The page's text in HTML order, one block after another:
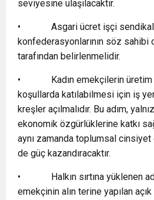
seviyesine ulaşılacaktır.
• Asgari ücret işçi
konfederasyonlarının söz
tarafından belirlenmelidir.
• Kadın emekçilerin üretim
koşullarda katılabilmesi için iş
kreşler açılmalıdır. Bu adım,
ekonomik özgürlüklerine katkı
aynı zamanda toplumsal
de güç kazandıracaktır.
• Halkın sırtına yüklenen
emekçinin alın terine yapılan